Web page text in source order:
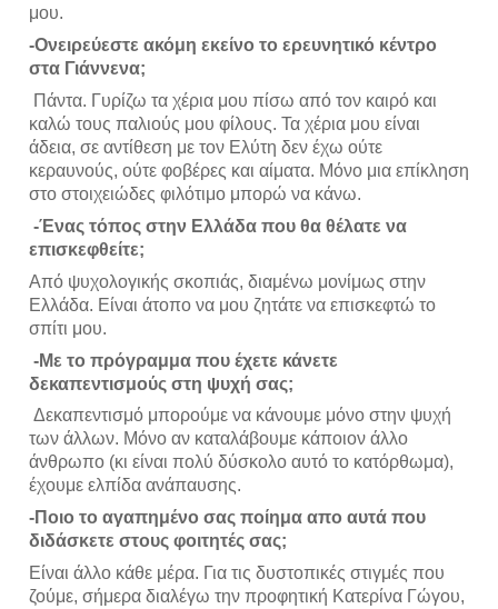
μου.
-Ονειρεύεστε ακόμη εκείνο το ερευνητικό κέντρο
στα Γιάννενα;
καλώ τους παλιούς μου φίλους. Τα χέρια μου είναι
άδεια, σε αντίθεση με τον Ελύτη δεν έχω ούτε
κεραυνούς, ούτε φοβέρες και αίματα. Μόνο μια επίκληση
στο στοιχειώδες φιλότιμο μπορώ να κάνω.
επισκεφθείτε;
Από ψυχολογικής σκοπιάς, διαμένω μονίμως στην
Ελλάδα. Είναι άτοπο να μου ζητάτε να επισκεφτώ το
σπίτι μου.
δεκαπεντισμούς στη ψυχή σας;
των άλλων. Μόνο αν καταλάβουμε κάποιον άλλο
άνθρωπο (κι είναι πολύ δύσκολο αυτό το κατόρθωμα),
έχουμε ελπίδα ανάπαυσης.
-Ποιο το αγαπημένο σας ποίημα απο αυτά που
διδάσκετε στους φοιτητές σας;
Είναι άλλο κάθε μέρα. Για τις δυστοπικές στιγμές που
ζούμε, σήμερα διαλέγω την προφητική Κατερίνα Γώγου,